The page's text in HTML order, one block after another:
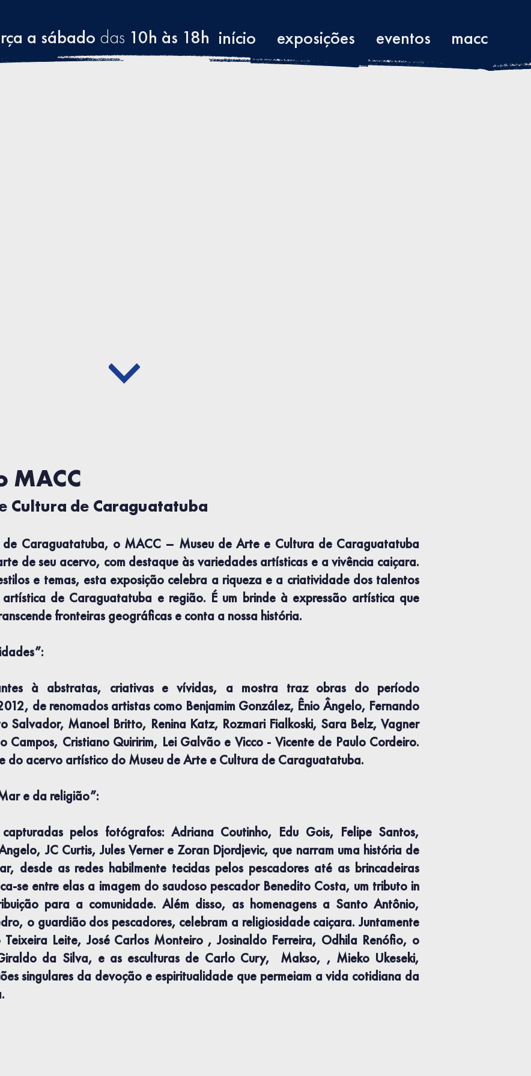
a sábado das 10h às 18h início exposições eventos macc
MACC
Cultura de Caraguatatuba
de Caraguatatuba, o MACC – Museu de Arte e Cultura de Caraguatatuba
de seu acervo, com destaque às variedades artísticas e a vivência caiçara.
e temas, esta exposição celebra a riqueza e a criatividade dos talentos
de Caraguatatuba e região. É um brinde à expressão artística que
fronteiras geográficas e conta a nossa história.
à abstratas, criativas e vívidas, a mostra traz obras do período
de renomados artistas como Benjamim González, Ênio Ângelo, Fernando
Salvador, Manoel Britto, Renina Katz, Rozmari Fialkoski, Sara Belz, Vagner
Campos, Cristiano Quiririm, Lei Galvão e Vicco - Vicente de Paulo Cordeiro.
do acervo artístico do Museu de Arte e Cultura de Caraguatatuba.
e da religião”:
pelos fotógrafos: Adriana Coutinho, Edu Gois, Felipe Santos,
JC Curtis, Jules Verner e Zoran Djordjevic, que narram uma história de
desde as redes habilmente tecidas pelos pescadores até as brincadeiras
se entre elas a imagem do saudoso pescador Benedito Costa, um tributo in
para a comunidade. Além disso, as homenagens a Santo Antônio,
o guardião dos pescadores, celebram a religiosidade caiçara. Juntamente
Leite, José Carlos Monteiro , Josinaldo Ferreira, Odhila Renófio, o
da Silva, e as esculturas de Carlo Cury, Makso, , Mieko Ukeseki,
singulares da devoção e espiritualidade que permeiam a vida cotidiana da